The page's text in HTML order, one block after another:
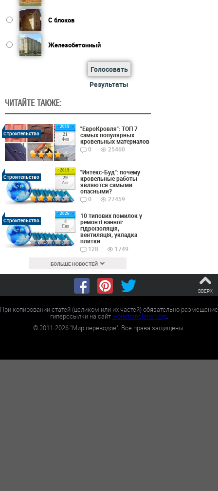
С блоков
Железобетонный
Голосовать
Результаты
ЧИТАЙТЕ ТАКЖЕ:
2019
21
Фев
Строительство
"ЕвроКровля": ТОП 7
самых популярных
кровельных материалов
0
25460
2019
29
Авг
Строительство
"Интекс-Буд": почему
кровельные работы
являются самыми
опасными?
0
27459
2026
4
Янв
Строительство
10 типових помилок у
ремонті ванної:
гідроізоляція,
вентиляція, укладка
плитки
128
1749
БОЛЬШЕ НОВОСТЕЙ
ВВЕРХ
При копировании статей (целиком или их частей) обязательно размещение
гиперссылки на сайтworldtranslation.org.
©2011-2026 "Мир переводов". Все права защищены.